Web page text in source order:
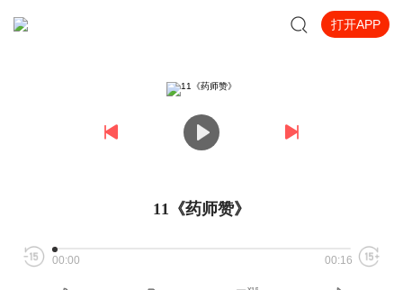
打开APP
11《药师赞》
00:00 00:16